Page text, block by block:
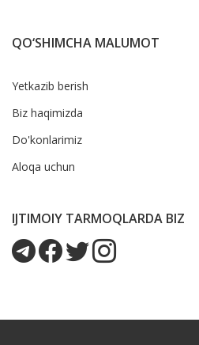
QO‘SHIMCHA MALUMOT
Yetkazib berish
Biz haqimizda
Do'konlarimiz
Aloqa uchun
IJTIMOIY TARMOQLARDA BIZ